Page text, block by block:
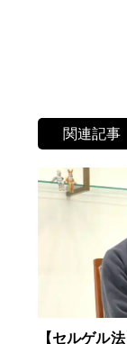
関連記事
【セルゲル